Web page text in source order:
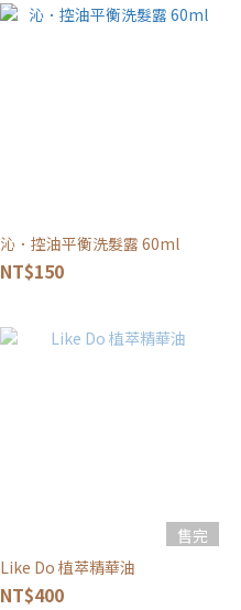
沁．控油平衡洗髮露 60ml
NT$150
售完
Like Do 植萃精華油
NT$400